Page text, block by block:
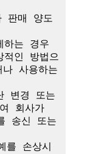
판매 양도
는 경우
인 방법으
나 사용하는
변경 또는
회사가
송신 또는
를 손상시